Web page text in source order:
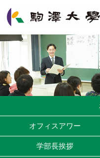
オフィスアワー
学部長挨拶